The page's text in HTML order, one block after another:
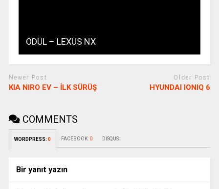
ÖDÜL – LEXUS NX
Newer Post
KIA NIRO EV – İLK SÜRÜŞ
Older Post
HYUNDAI IONIQ 6
COMMENTS
WORDPRESS: 0 FACEBOOK: 0 DISQUS:
Bir yanıt yazın